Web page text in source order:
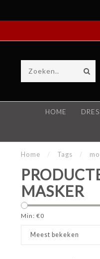
HOME
Home / Tags /
MASKER
Min: €0
Meest bekeken